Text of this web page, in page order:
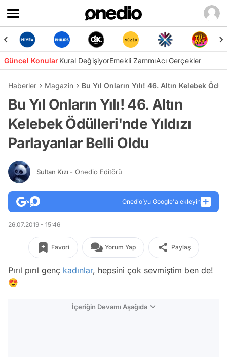
Güncel KonularKural DeğişiyorEmekli ZammıAcı Gerçekler
Haberler Magazin Bu Yıl Onların Yılı! 46. Altın Kelebek
Bu Yıl Onların Yılı! 46. Altın
Kelebek Ödülleri'nde Yıldızı
Parlayanlar Belli Oldu
Sultan Kızı - Onedio Editörü
Onedio’yu Google'a ekleyin
26.07.2019 - 15:46
Favori Yorum Yap Paylaş
Pırıl pırıl genç kadınlar, hepsini çok sevmiştim ben de!
😍
İçeriğin Devamı Aşağıda